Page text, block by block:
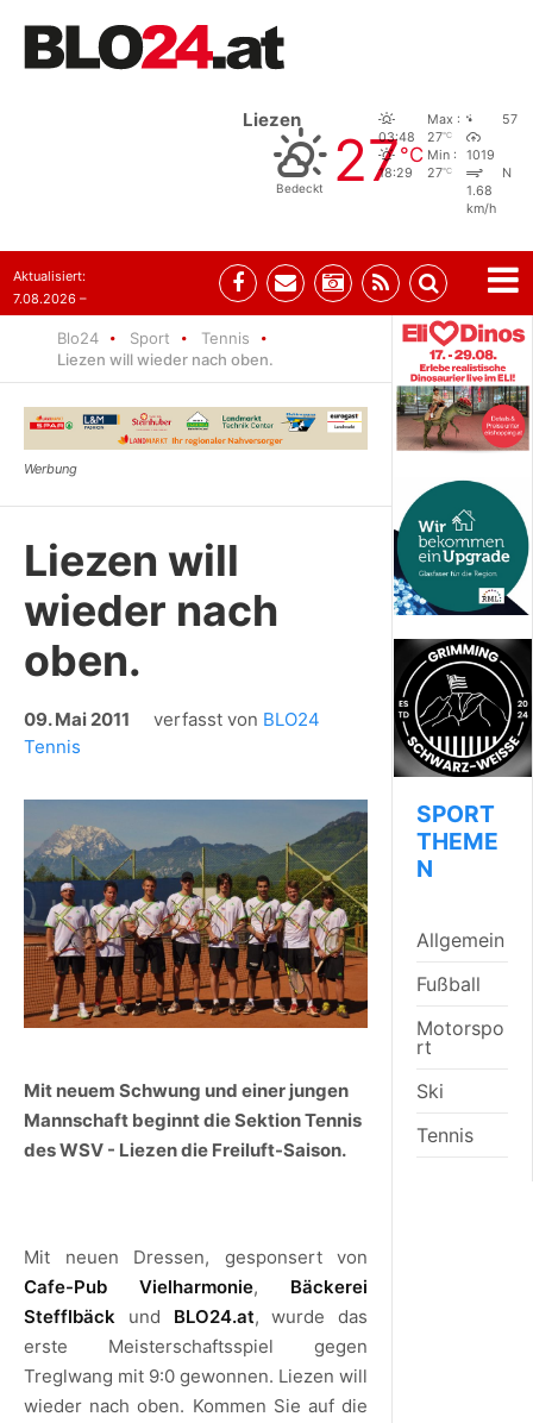
Liezen
Bedeckt 27°C
03:48
18:29
Max :
27°C
Min :
27°C
57
1019
N
1.68
km/h
Aktualisiert:
7.08.2026 –
Blo24 Sport
Tennis
Liezen will wieder nach oben.
Liezen will
wieder nach
oben.
09. Mai 2011 verfasst von BLO24
Tennis
Mit neuem Schwung und einer jungen
Mannschaft beginnt die Sektion Tennis
des WSV - Liezen die Freiluft-Saison.
Mit neuen Dressen, gesponsert von
Cafe-Pub Vielharmonie, Bäckerei
Stefflbäck und BLO24.at, wurde das
erste Meisterschaftsspiel gegen
Treglwang mit 9:0 gewonnen. Liezen will
wieder nach oben. Kommen Sie auf die
SPORT
THEME
N
Allgemein
Fußball
Motorspo
rt
Ski
Tennis